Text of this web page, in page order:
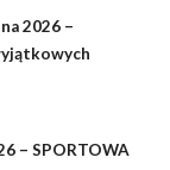
2026 –
– SPORTOWA